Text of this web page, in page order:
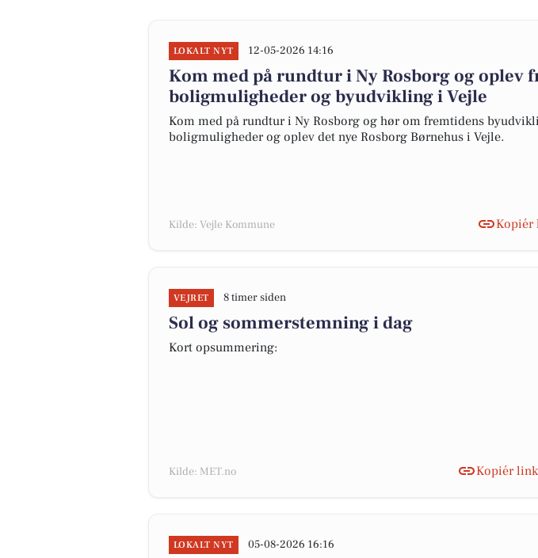
LOKALT NYT 12-05-2026 14:16
Kom med på rundtur i Ny Rosborg og oplev
boligmuligheder og byudvikling i Vejle
Kom med på rundtur i Ny Rosborg og hør om fremtidens
boligmuligheder og oplev det nye Rosborg Børnehus i Vejle.
Kilde: Vejle Kommune Kopiér
VEJRET 8 timer siden
Sol og sommerstemning i dag
Kort opsummering:
Kilde: MET.no Kopiér link
LOKALT NYT 05-08-2026 16:16